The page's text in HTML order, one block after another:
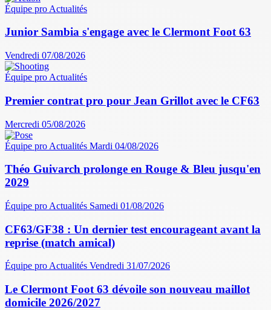
Équipe pro Actualités
Junior Sambia s'engage avec le Clermont Foot 63
Vendredi 07/08/2026
Équipe pro Actualités
Premier contrat pro pour Jean Grillot avec le CF63
Mercredi 05/08/2026
Équipe pro Actualités Mardi 04/08/2026
Théo Guivarch prolonge en Rouge & Bleu jusqu'en
2029
Équipe pro Actualités Samedi 01/08/2026
CF63/GF38 : Un dernier test encourageant avant la
reprise (match amical)
Équipe proActualités Vendredi 31/07/2026
Le Clermont Foot 63 dévoile son nouveau maillot
domicile 2026/2027